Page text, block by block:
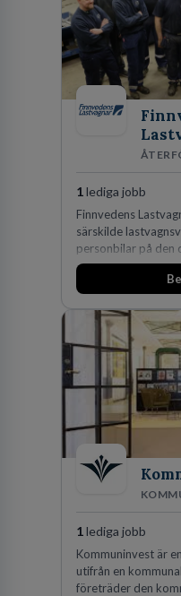
effektiv och
expertis. På vårt
vi idag drygt 240
1lediga jobb
Finnvedens
särskilde
personbilar på den
huvudanläggningen
man expanderat
den största
Lastvagnar och
orter i södra
1lediga jobb
Kommuninvest är
utifrån en
företräder den